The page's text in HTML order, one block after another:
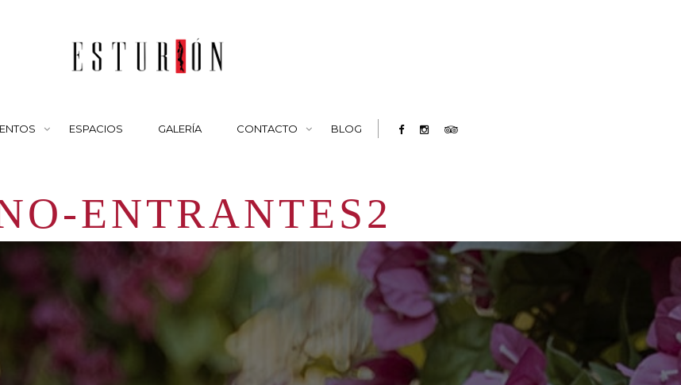
ESPACIOS GALERÍA CONTACTO BLOG
ENTRANTES2